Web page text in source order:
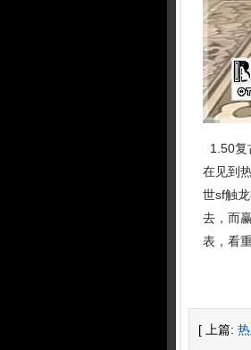
1.50复
在见到
世sf触
去，而
表，看
[ 上篇: